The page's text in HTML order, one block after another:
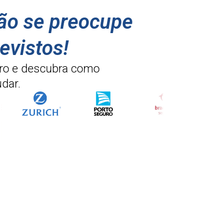
se preocupe
e descubra como